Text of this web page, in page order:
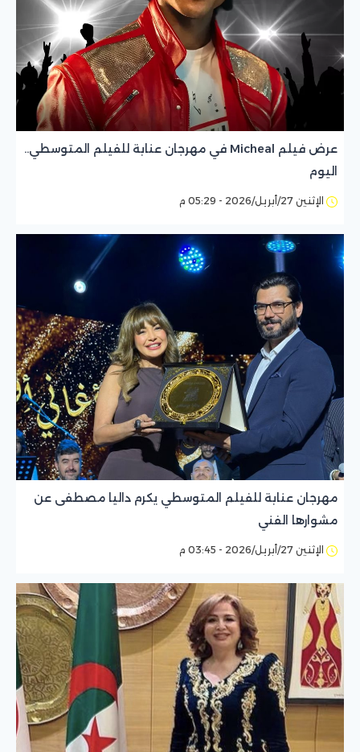
عرض فيلم Micheal في مهرجان عنابة للفيلم المتوسطي..
اليوم
الإثنين 27/أبريل/2026 - 05:29 م
مهرجان عنابة للفيلم المتوسطي يكرم داليا مصطفى عن
مشوارها الفني
الإثنين 27/أبريل/2026 - 03:45 م